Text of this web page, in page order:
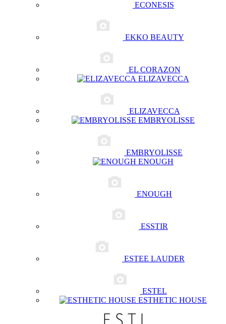
ECONESIS
EKKO BEAUTY
EL CORAZON
ELIZAVECCA
ELIZAVECCA
EMBRYOLISSE
EMBRYOLISSE
ENOUGH
ENOUGH
ESSTIR
ESTEE LAUDER
ESTEL
ESTHETIC HOUSE